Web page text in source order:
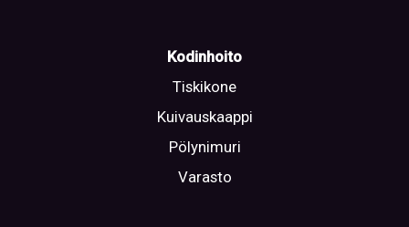
Kodinhoito
Tiskikone
Kuivauskaappi
Pölynimuri
Varasto